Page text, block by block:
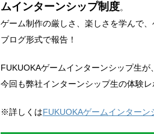
ムインターンシップ制度。
ゲーム制作の厳しさ、楽しさを学んで
ブログ形式で報告！
FUKUOKAゲームインターンシップ生
今回も弊社インターンシップ生の体験
※詳しくはFUKUOKAゲームインターン